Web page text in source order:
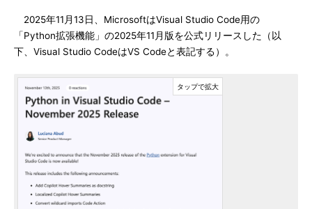
2025年11月13日、MicrosoftはVisual Studio Code用の
「Python拡張機能」の2025年11月版を公式リリースした（以
下、Visual Studio CodeはVS Codeと表記する）。